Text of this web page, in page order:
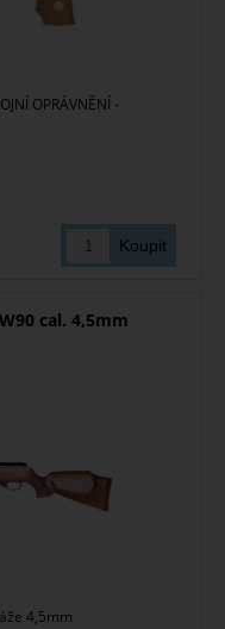
OPRÁVNĚNÍ -
cal. 4,5mm
4,5mm